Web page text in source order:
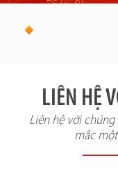
LIÊN HỆ
Liên hệ với
mắc